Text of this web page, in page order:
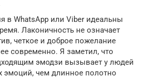
в WhatsApp или Viber идеальны
Лаконичность не означает
четкое и доброе пожелание
современно. Я заметил, что
эмодзи вызывает у людей
эмоций, чем длинное полотно